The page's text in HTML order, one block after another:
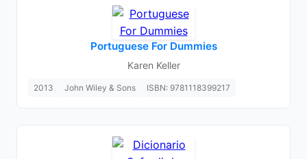
Portuguese For Dummies
Karen Keller
2013 John Wiley & Sons ISBN: 9781118399217